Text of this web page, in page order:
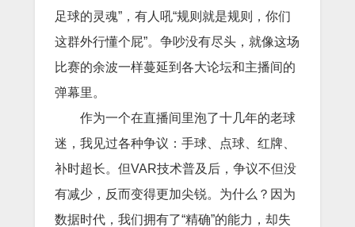
足球的灵魂”，有人吼“规则就是规则，你们
这群外行懂个屁”。争吵没有尽头，就像这场
比赛的余波一样蔓延到各大论坛和主播间的
弹幕里。
作为一个在直播间里泡了十几年的老球
迷，我见过各种争议：手球、点球、红牌、
补时超长。但VAR技术普及后，争议不但没
有减少，反而变得更加尖锐。为什么？因为
数据时代，我们拥有了“精确”的能力，却失